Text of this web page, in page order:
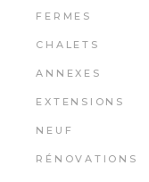
FERMES
CHALETS
ANNEXES
EXTENSIONS
NEUF
RÉNOVATIONS